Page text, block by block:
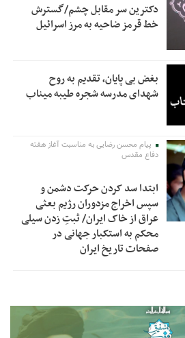
دکترین سر مقابل چشم/گسترش
خط قرمز ضاحیه به مرز اسرائیل
بغض بی پایان، تقدیم به روح
شهدای مدرسه شجره طیبه میناب
پیام محسن رضایی به مناسبت آغاز هفته
دفاع مقدس
ابتدا سد کردن حرکت دشمن و
سپس اخراج مزدوران رژیم بعثی
عراق از خاک ایران/ ثبتِ زدن سیلی
محکم به استکبار جهانی در
صفحات تاریخ ایران